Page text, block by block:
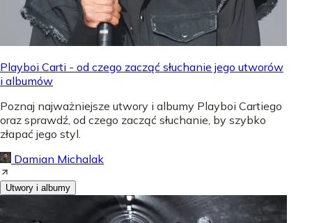
Playboi Carti - od czego zacząć słuchanie jego utworów
i albumów
Poznaj najważniejsze utwory i albumy Playboi Cartiego
oraz sprawdź, od czego zacząć słuchanie, by szybko
złapać jego styl.
Damian Michalak
Utwory i albumy